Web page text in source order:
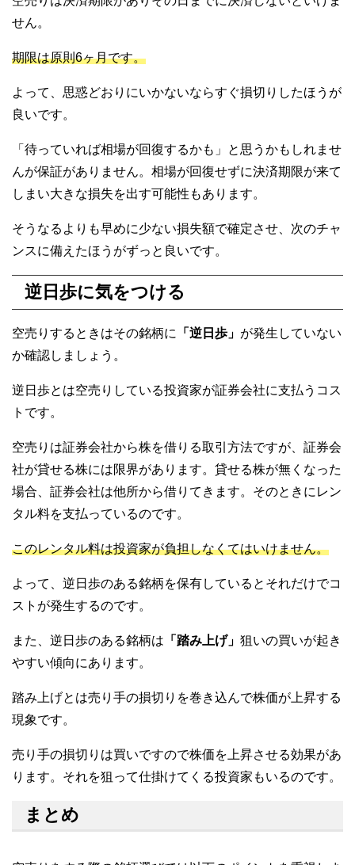
せん。
期限は原則6ヶ月です。
よって、思惑どおりにいかないならすぐ損切りしたほうが
良いです。
「待っていれば相場が回復するかも」と思うかもしれませ
んが保証がありません。相場が回復せずに決済期限が来て
しまい大きな損失を出す可能性もあります。
そうなるよりも早めに少ない損失額で確定させ、次のチャ
ンスに備えたほうがずっと良いです。
逆日歩に気をつける
空売りするときはその銘柄に 「逆日歩」 が発生していない
か確認しましょう。
逆日歩とは空売りしている投資家が証券会社に支払うコス
トです。
空売りは証券会社から株を借りる取引方法ですが、証券会
社が貸せる株には限界があります。貸せる株が無くなった
場合、証券会社は他所から借りてきます。そのときにレン
タル料を支払っているのです。
このレンタル料は投資家が負担しなくてはいけません。
よって、逆日歩のある銘柄を保有しているとそれだけでコ
ストが発生するのです。
また、逆日歩のある銘柄は 「踏み上げ」 狙いの買いが起き
やすい傾向にあります。
踏み上げとは売り手の損切りを巻き込んで株価が上昇する
現象です。
売り手の損切りは買いですので株価を上昇させる効果があ
ります。それを狙って仕掛けてくる投資家もいるのです。
まとめ